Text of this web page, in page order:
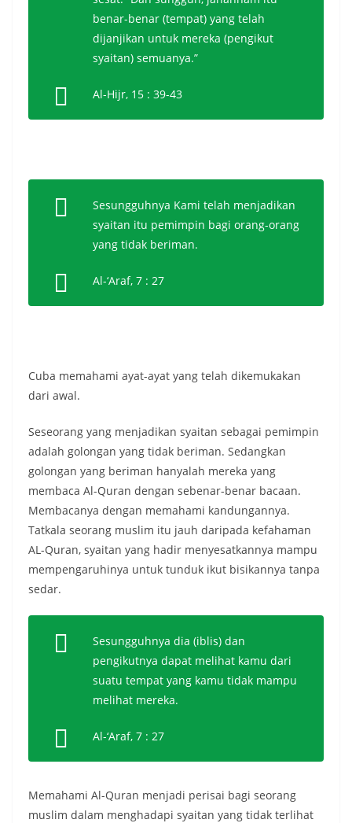
benar-benar (tempat) yang telah
dijanjikan untuk mereka (pengikut
syaitan) semuanya.”
Al-Hijr, 15 : 39-43
Sesungguhnya Kami telah menjadikan
syaitan itu pemimpin bagi orang-orang
yang tidak beriman.
Al-‘Araf, 7 : 27
Cuba memahami ayat-ayat yang telah dikemukakan
dari awal.
Seseorang yang menjadikan syaitan sebagai pemimpin
adalah golongan yang tidak beriman. Sedangkan
golongan yang beriman hanyalah mereka yang
membaca Al-Quran dengan sebenar-benar bacaan.
Membacanya dengan memahami kandungannya.
Tatkala seorang muslim itu jauh daripada kefahaman
AL-Quran, syaitan yang hadir menyesatkannya mampu
mempengaruhinya untuk tunduk ikut bisikannya tanpa
sedar.
Sesungguhnya dia (iblis) dan
pengikutnya dapat melihat kamu dari
suatu tempat yang kamu tidak mampu
melihat mereka.
Al-‘Araf, 7 : 27
Memahami Al-Quran menjadi perisai bagi seorang
muslim dalam menghadapi syaitan yang tidak terlihat